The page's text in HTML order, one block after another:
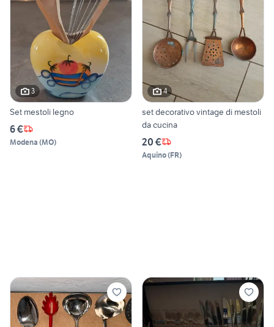
3
Set mestoli legno
6 €
Modena (MO)
4
set decorativo vintage di mestoli
da cucina
20 €
Aquino(FR)